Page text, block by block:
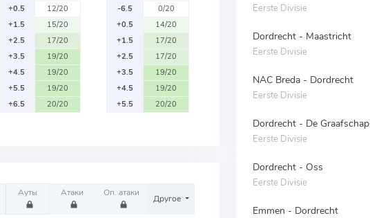
+0.5
12/20
+1.5
15/20
+2.5
17/20
+3.5
19/20
+4.5
19/20
+5.5
19/20
+6.5
20/20
-6.5
0/20
+0.5
14/20
+1.5
17/20
+2.5
17/20
+3.5
19/20
+4.5
19/20
+5.5
20/20
Ауты Атаки Оп. атаки
Другое
Eerste Divisie
Dordrecht - Maastricht
Eerste Divisie
NAC Breda - Dordrecht
Eerste Divisie
Dordrecht - De Graafschap
Eerste Divisie
Dordrecht - Oss
Eerste Divisie
Emmen - Dordrecht